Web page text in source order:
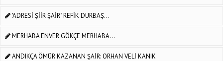
"ADRESİ ŞİİR ŞAİR" REFİK DURBAŞ...
MERHABA ENVER GÖKÇE MERHABA...
ANDIKÇA ÖMÜR KAZANAN ŞAİR: ORHAN VELİ KANIK